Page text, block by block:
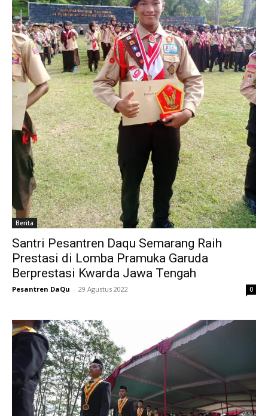
Berita
Santri Pesantren Daqu Semarang Raih
Prestasi di Lomba Pramuka Garuda
Berprestasi Kwarda Jawa Tengah
Pesantren DaQu - 29 Agustus 2022 0